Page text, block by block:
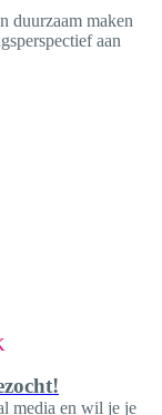
duurzaam maken
aan
media en wil je je